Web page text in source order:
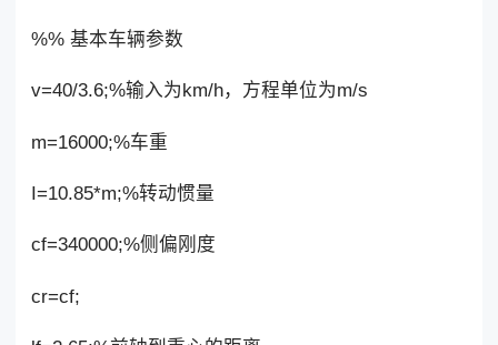
%% 基本车辆参数
v=40/3.6;%输入为km/h，方程单位为m/s
m=16000;%车重
I=10.85*m;%转动惯量
cf=340000;%侧偏刚度
cr=cf;